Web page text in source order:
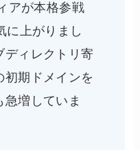
アが本格参戦
に上がりまし
ディレクトリ寄
期ドメインを
増していま